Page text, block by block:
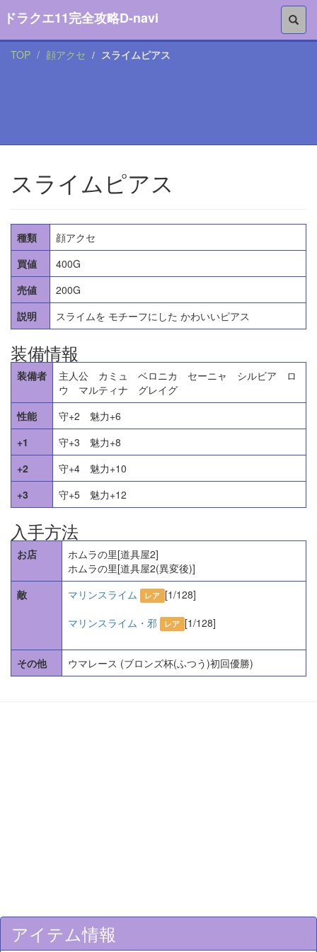
ドラクエ11完全攻略D-navi
TOP 顔アクセ スライムピアス
スライムピアス
種類
顔アクセ
買値
400G
売値
200G
説明
スライムを モチーフにした かわいいピアス
装備情報
装備者
主人公 カミュ ベロニカ セーニャ シルビア ロ
ウ マルティナ グレイグ
性能
守+2 魅力+6
+1
守+3 魅力+8
+2
守+4 魅力+10
+3
守+5 魅力+12
入手方法
お店
ホムラの里[道具屋2]
ホムラの里[道具屋2(異変後)]
敵
マリンスライム レア [1/128]
マリンスライム・邪
レア [1/128]
その他 ウマレース (ブロンズ杯(ふつう)初回優勝)
アイテム情報